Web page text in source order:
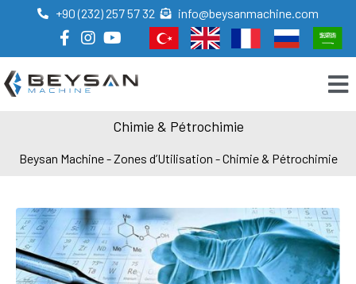
+90 (232) 257 57 32 info@beysanmachine.com
Chimie & Pétrochimie
Beysan Machine-Zones d’Utilisation -Chimie & Pétrochimie